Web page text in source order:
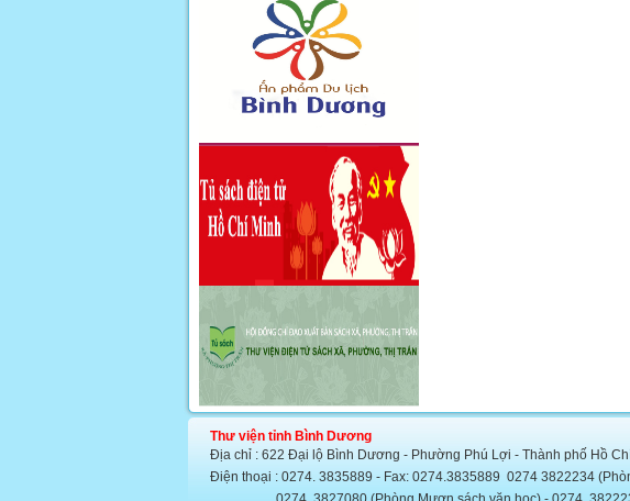
Thư viện tỉnh Bình Dương
Địa chỉ : 622 Đại lộ Bình Dương - Phường Phú Lợi - Thành phố Hồ
Điện thoại : 0274. 3835889 - Fax: 0274.3835889 0274 3822234